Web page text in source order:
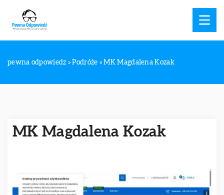
pewna odpowiedz »Podróże »MK Magdalena Kozak
MK Magdalena Kozak